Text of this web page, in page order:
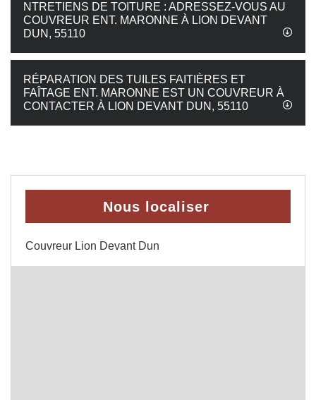
NTRETIENS DE TOITURE : ADRESSEZ-VOUS AU
COUVREUR ENT. MARONNE À LION DEVANT
DUN, 55110
RÉPARATION DES TUILES FAITIÈRES ET
FAÎTAGE ENT. MARONNE EST UN COUVREUR À
CONTACTER À LION DEVANT DUN, 55110
Nous localiser
Couvreur Lion Devant Dun